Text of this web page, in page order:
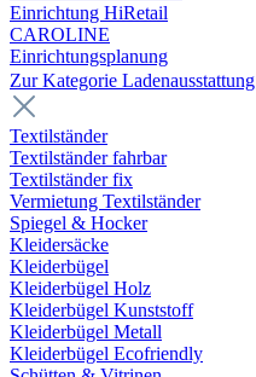
Einrichtung HiRetail
CAROLINE
Einrichtungsplanung
Zur Kategorie Laden­ausstattung
Textilständer
Textilständer fahrbar
Textilständer fix
Vermietung Textilständer
Spiegel & Hocker
Kleidersäcke
Kleiderbügel
Kleiderbügel Holz
Kleiderbügel Kunststoff
Kleiderbügel Metall
Kleiderbügel Ecofriendly